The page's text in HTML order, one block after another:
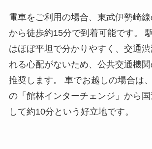
電車をご利用の場合、東武伊勢崎線
から徒歩約15分で到着可能です。
はほぼ平坦で分かりやすく、交通
れる心配がないため、公共交通機関
推奨します。 車でお越しの場合は
の「館林インターチェンジ」から
して約10分という好立地です。